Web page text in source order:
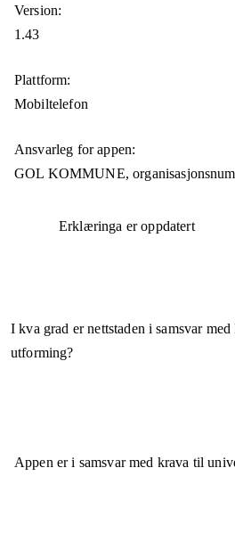
Version:
1.43
Plattform:
Mobiltelefon
Ansvarleg for appen:
GOL KOMMUNE,
Erklæringa er oppdatert
I kva grad er nettstaden i samsvar
utforming?
Appen eri samsvarmed krava til